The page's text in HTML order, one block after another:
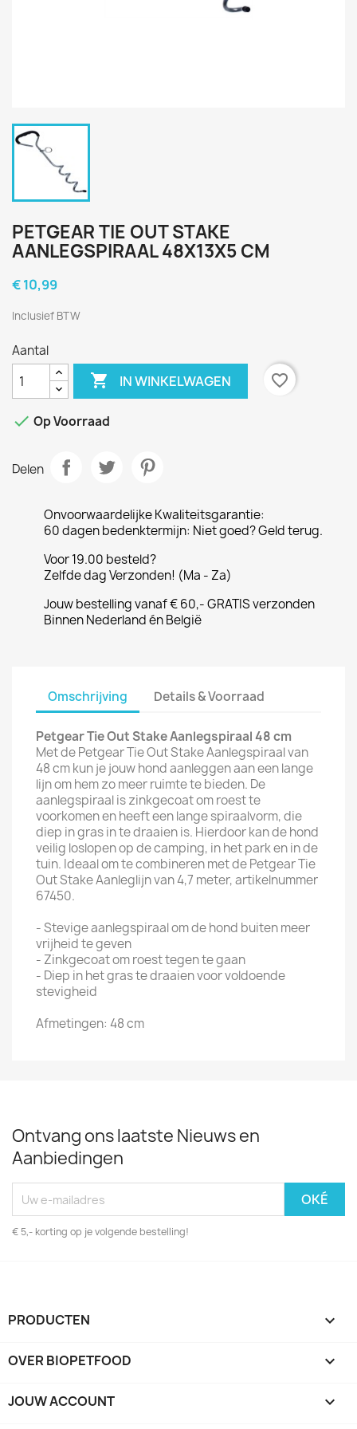
PETGEAR TIE OUT STAKE
AANLEGSPIRAAL 48X13X5 CM
€ 10,99
Inclusief BTW
Aantal
 IN WINKELWAGEN favorite_border
 Op Voorraad
Delen
Onvoorwaardelijke Kwaliteitsgarantie:
60 dagen bedenktermijn: Niet goed? Geld terug.
Voor 19.00 besteld?
Zelfde dag Verzonden! (Ma - Za)
Jouw bestelling vanaf € 60,- GRATIS verzonden
Binnen Nederland én België
Omschrijving Details & Voorraad
Petgear Tie Out Stake Aanlegspiraal 48 cm
Met de Petgear Tie Out Stake Aanlegspiraal van
48 cm kun je jouw hond aanleggen aan een lange
lijn om hem zo meer ruimte te bieden. De
aanlegspiraal is zinkgecoat om roest te
voorkomen en heeft een lange spiraalvorm, die
diep in gras in te draaien is. Hierdoor kan de hond
veilig loslopen op de camping, in het park en in de
tuin. Ideaal om te combineren met de Petgear Tie
Out Stake Aanleglijn van 4,7 meter, artikelnummer
67450.
- Stevige aanlegspiraal om de hond buiten meer
vrijheid te geven
- Zinkgecoat om roest tegen te gaan
- Diep in het gras te draaien voor voldoende
stevigheid
Afmetingen: 48 cm
Ontvang ons laatste Nieuws en
Aanbiedingen
€ 5,- korting op je volgende bestelling!
PRODUCTEN 
OVER BIOPETFOOD 
JOUW ACCOUNT 